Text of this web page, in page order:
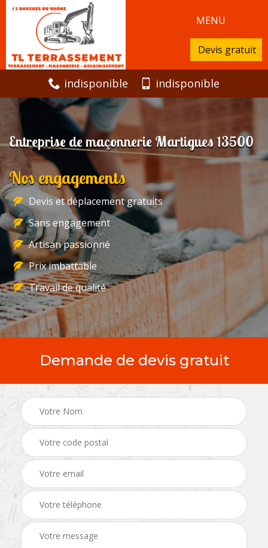
MENU
Devis gratuit
indisponible indisponible
Entreprise de maçonnerie Martigues 13500
Nos engagements
Devis et déplacement gratuits
Sans engagement
Artisan passionné
Prix imbattable
Travail de qualité
Demande de devis gratuit